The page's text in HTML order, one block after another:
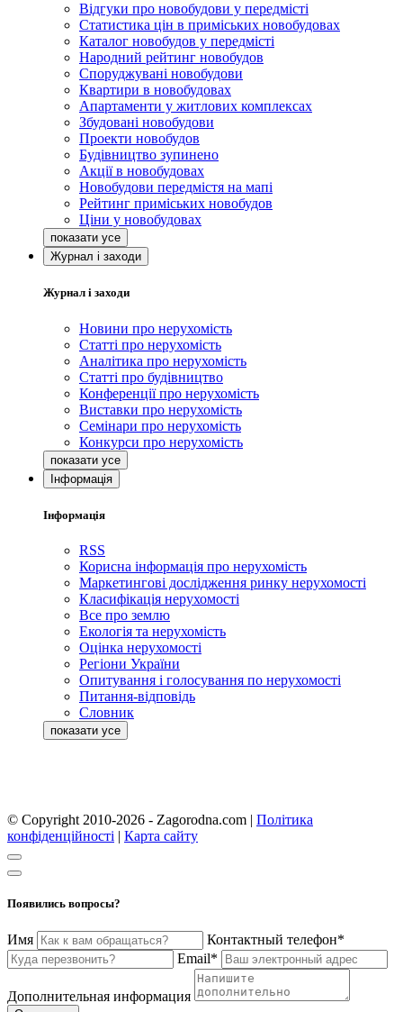
Відгуки про новобудови у передмісті
Статистика цін в приміських новобудовах
Каталог новобудов у передмісті
Народний рейтинг новобудов
Споруджувані новобудови
Квартири в новобудовах
Апартаменти у житлових комплексах
Збудовані новобудови
Проекти новобудов
Будівництво зупинено
Акції в новобудовах
Новобудови передмістя на мапі
Рейтинг приміських новобудов
Ціни у новобудовах
Журнал і заходи
Журнал і заходи
Новини про нерухомість
Статті про нерухомість
Аналітика про нерухомість
Статті про будівництво
Конференції про нерухомість
Виставки про нерухомість
Семінари про нерухомість
Конкурси про нерухомість
Інформація
Інформація
RSS
Корисна інформація про нерухомість
Маркетингові дослідження ринку нерухомості
Класифікація нерухомості
Все про землю
Екологія та нерухомість
Оцінка нерухомості
Регіони України
Опитування і голосування по нерухомості
Питання-відповідь
Словник
© Copyright 2010-2026 - Zagorodna.com | Політика
конфіденційності | Карта сайту
Появились вопросы?
Имя
Контактный телефон*
Email*
Дополнительная информация